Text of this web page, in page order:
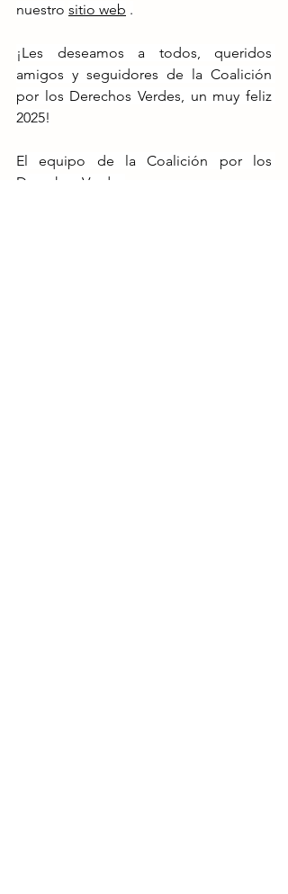
nuestro sitio web .
¡Les deseamos a todos, queridos
amigos y seguidores de la Coalición
por los Derechos Verdes, un muy feliz
2025!
El equipo de la Coalición por los
Derechos Verdes